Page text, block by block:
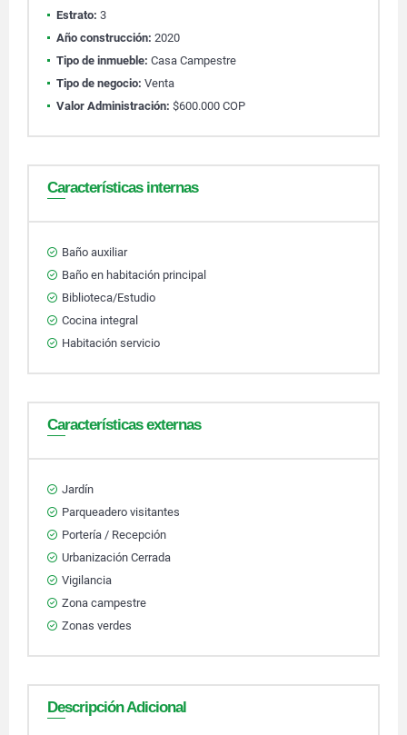
Estrato: 3
Año construcción: 2020
Tipo de inmueble: Casa Campestre
Tipo de negocio: Venta
Valor Administración: $600.000 COP
Características internas
Baño auxiliar
Baño en habitación principal
Biblioteca/Estudio
Cocina integral
Habitación servicio
Características externas
Jardín
Parqueadero visitantes
Portería / Recepción
Urbanización Cerrada
Vigilancia
Zona campestre
Zonas verdes
Descripción Adicional